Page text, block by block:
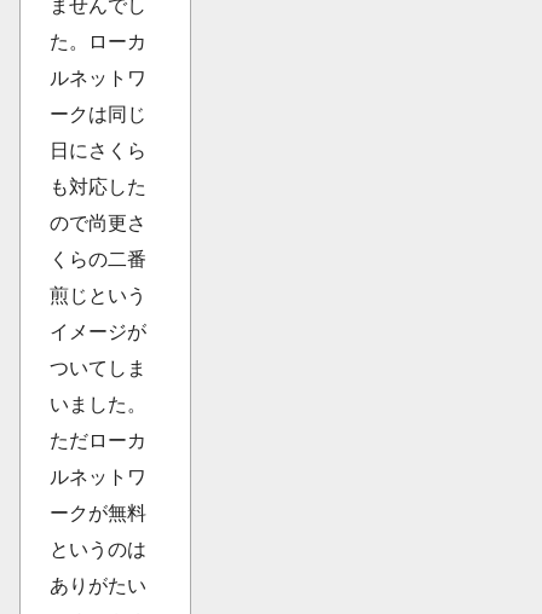
ませんでし
た。ローカ
ルネットワ
ークは同じ
日にさくら
も対応した
ので尚更さ
くらの二番
煎じという
イメージが
ついてしま
いました。
ただローカ
ルネットワ
ークが無料
というのは
ありがたい